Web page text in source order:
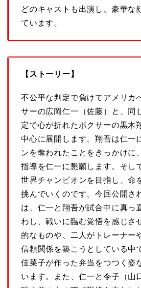
どのキャストも出演し、豪華な
ています。
【ストーリー】
不公平な判定で負けてアメリカ
サーの広岡仁一（佐藤）と、同
定で心が折れたボクサーの黒木
中心に展開します。翔吾は仁一
ンを奪われたことをきっかけに
指導を仁一に懇願します。そし
世界チャンピオンを目指し、命
挑んでいくのです。今回公開さ
は、仁一と翔吾が試合中に真っ
わし、戦いに臨む覚悟を感じさ
的なものや、二人がトレーナー
信頼関係を築こうとしている中
佳菜子が作った弁当をつつく姿
います。また、仁一と令子（山